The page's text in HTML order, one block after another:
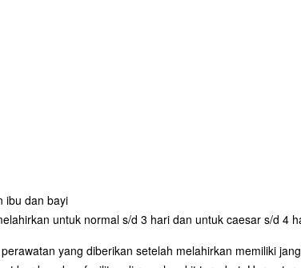
ibu dan bayi
untuk normal s/d 3 hari dan untuk caesar s/d 4
yang diberikan setelah melahirkan memiliki